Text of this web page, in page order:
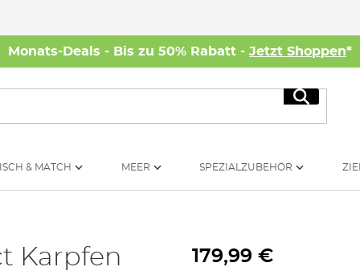
Monats-Deals - Bis zu 50% Rabatt - Jetzt Shoppen*
Suche
& MATCH MEER SPEZIALZUBEHÖR
Karpfen
179,99 €